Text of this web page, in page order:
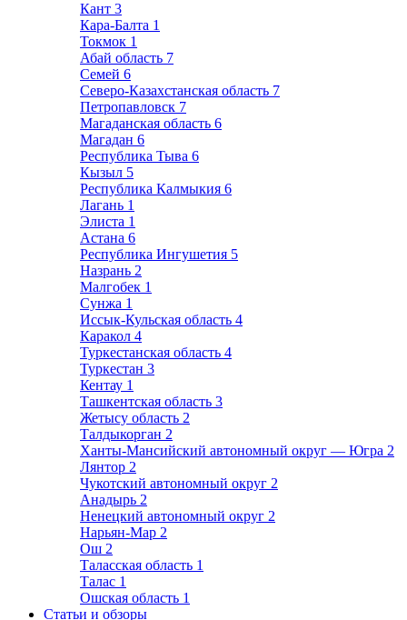
Кант 3
Кара-Балта 1
Токмок 1
Абай область 7
Семей 6
Северо-Казахстанская область 7
Петропавловск 7
Магаданская область 6
Магадан 6
Республика Тыва 6
Кызыл 5
Республика Калмыкия 6
Лагань 1
Элиста 1
Астана 6
Республика Ингушетия 5
Назрань 2
Малгобек 1
Сунжа 1
Иссык-Кульская область 4
Каракол 4
Туркестанская область 4
Туркестан 3
Кентау 1
Ташкентская область 3
Жетысу область 2
Талдыкорган 2
Ханты-Мансийский автономный округ — Югра 2
Лянтор 2
Чукотский автономный округ 2
Анадырь 2
Ненецкий автономный округ 2
Нарьян-Мар 2
Ош 2
Таласская область 1
Талас 1
Ошская область 1
Статьи и обзоры